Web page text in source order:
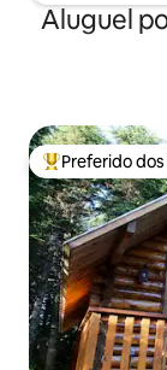
Aluguel
Entre os
Preferido